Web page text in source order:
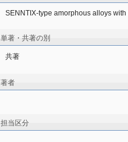
SENNTIX-type amorphous alloys
単著・共著の別
共著
著者
担当区分